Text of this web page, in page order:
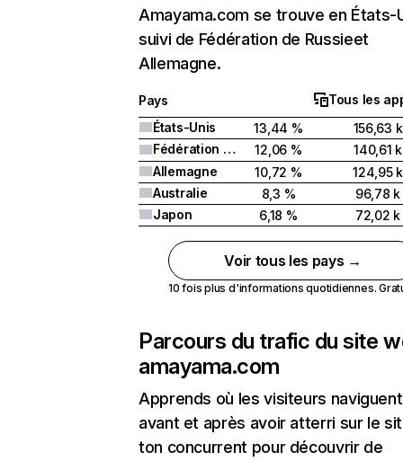
Amayama.com se trouve en États-
suivi de Fédération de Russieet
Allemagne.
Pays
Tous les
États-Unis
13,44 %
156,63 k
Fédération de Russie
12,06 %
140,61 k
Allemagne
10,72 %
124,95 k
Australie
8,3 %
96,78 k
Japon
6,18 % 72,02 k
Voir tous les pays →
10 fois plus d'informations quotidiennes.
Parcours du trafic du site
amayama.com
Apprends où les visiteurs naviguent
avant et après avoir atterri sur le
ton concurrent pour découvrir de